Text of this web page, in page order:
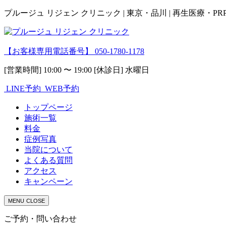
プルージュ リジェン クリニック | 東京・品川 | 再生医療・
【お客様専用電話番号】 050-1780-1178
[営業時間] 10:00 〜 19:00 [休診日] 水曜日
LINE予約 WEB予約
トップページ
施術一覧
料金
症例写真
当院について
よくある質問
アクセス
キャンペーン
MENU CLOSE
ご予約・問い合わせ